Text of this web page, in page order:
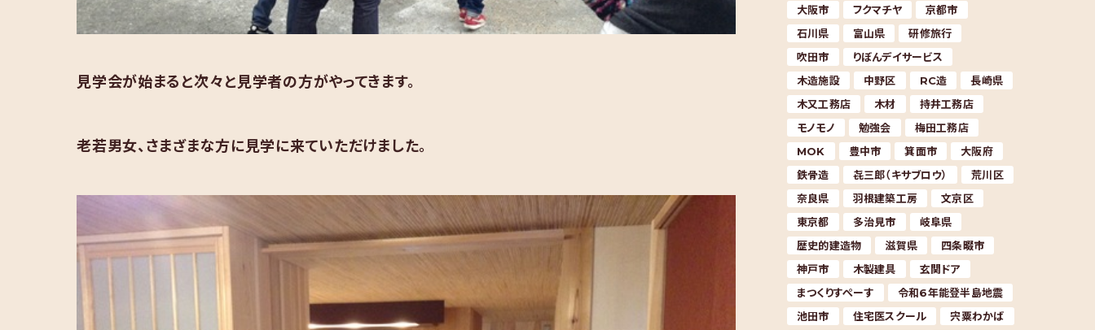
見学会が始まると次々と見学者の方がやってきます。
老若男女、さまざまな方に見学に来ていただけました。
大阪市
フクマチヤ
京都市
石川県
富山県
研修旅行
吹田市
りぼんデイサービス
木造施設
中野区 RC造
長崎県
木又工務店
木材
持井工務店
モノモノ
勉強会
梅田工務店
MOK
豊中市 箕面市
大阪府
鉄骨造
㐂三郎（キサブロウ）
荒川区
奈良県
羽根建築工房
文京区
東京都
多治見市
岐阜県
歴史的建造物
滋賀県
四条畷市
神戸市
木製建具
玄関ドア
まつくりすぺーす
令和6年能登半島地震
池田市
住宅医スクール
宍粟わかば